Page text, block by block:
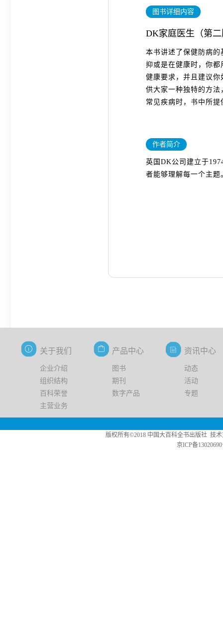
图书详细内容
DK家庭医生（第
本书讲述了保健防病
抑或是在健康时，你
健康要求，并且建议
供大家一种独特的方
常见疾病时，书中所
作者简介
英国DK公司建立于
者能够理解每一个主
关于我们 产品中心 资讯中心
企业介绍 图书
动态
组织结构
期刊
活动
百科荣誉
数字产品
专题
主营业务
版权所有©2018 中国大百科全书出版社 技术
京ICP备